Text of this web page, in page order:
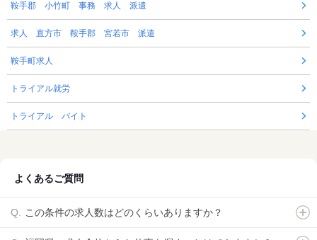
鞍手郡 小竹町 事務 求人 派遣
求人 直方市 鞍手郡 宮若市 派遣
鞍手町求人
トライアル就労
トライアル バイト
よくあるご質問
この条件の求人数はどのくらいありますか？